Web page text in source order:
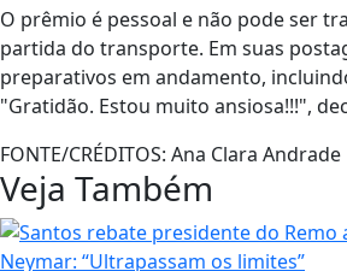
O prêmio é pessoal e não pode ser
partida do transporte. Em suas
preparativos em andamento,
"Gratidão. Estou muito ansiosa!!!",
FONTE/CRÉDITOS: Ana Clara Andrade
Veja Também